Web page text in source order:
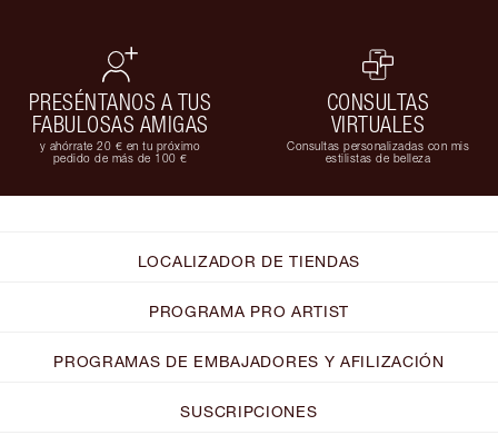
PRESÉNTANOS A TUS
FABULOSAS AMIGAS
y ahórrate 20 € en tu próximo
pedido de más de 100 €
CONSULTAS
VIRTUALES
Consultas personalizadas con mis
estilistas de belleza
LOCALIZADOR DE TIENDAS
PROGRAMA PRO ARTIST
PROGRAMAS DE EMBAJADORES Y AFILIZACIÓN
SUSCRIPCIONES